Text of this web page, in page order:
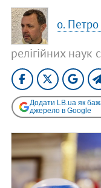
о. Петро
релігійних наук
Додати LB.ua як
джерело в Google